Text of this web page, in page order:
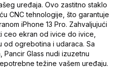
uređaja. Ovo zastitno staklo
CNC tehnologije, što garantuje
iPhone 13 Pro. Zahvaljujući
ceo ekran od ivice do ivice,
od ogrebotina i udaraca. Sa
Pancir Glass nudi izuzetnu
težine vašem uređaju.